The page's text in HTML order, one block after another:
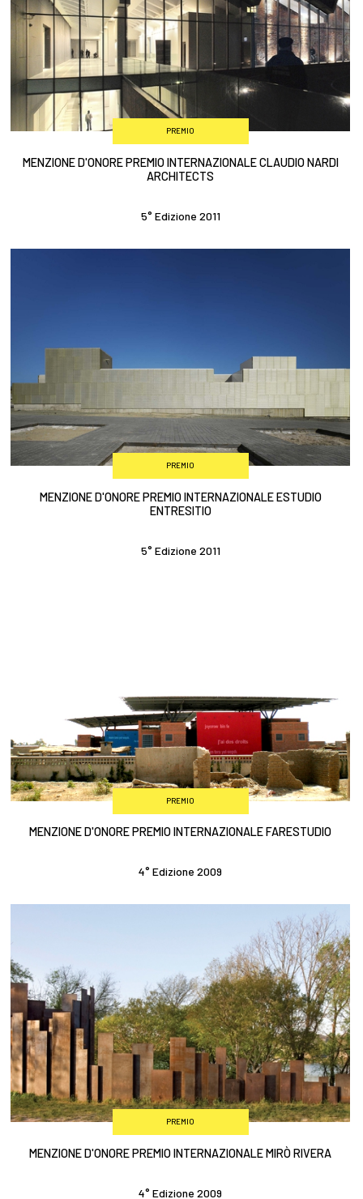
PREMIO
MENZIONE D'ONORE PREMIO INTERNAZIONALE CLAUDIO NARDI
ARCHITECTS
5° Edizione 2011
PREMIO
MENZIONE D'ONORE PREMIO INTERNAZIONALE ESTUDIO
ENTRESITIO
5° Edizione 2011
PREMIO
MENZIONE D'ONORE PREMIO INTERNAZIONALE FARESTUDIO
4° Edizione 2009
PREMIO
MENZIONE D'ONORE PREMIO INTERNAZIONALE MIRÒ RIVERA
4° Edizione 2009